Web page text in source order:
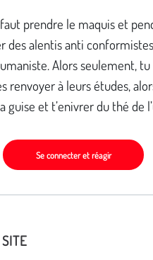
prendre le maquis et
des alentis anti
Alors seulement,
renvoyer à leurs études,
guise et t’enivrer du thé de
Se connecter et réagir